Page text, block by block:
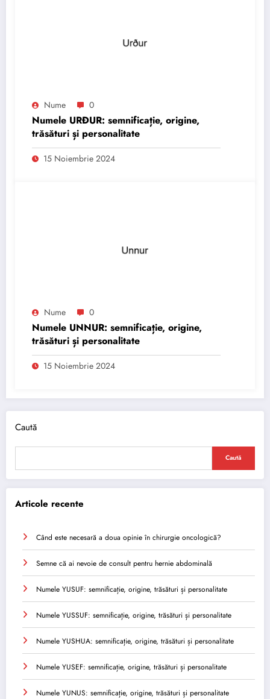
Nume 0
Numele URÐUR: semnificație, origine,
trăsături și personalitate
15 Noiembrie 2024
Nume 0
Numele UNNUR: semnificație, origine,
trăsături și personalitate
15 Noiembrie 2024
Caută
Caută
Articole recente
Când este necesară a doua opinie în chirurgie oncologică?
Semne că ai nevoie de consult pentru hernie abdominală
Numele YUSUF: semnificație, origine, trăsături și personalitate
Numele YUSSUF: semnificație, origine, trăsături și personalitate
Numele YUSHUA: semnificație, origine, trăsături și personalitate
Numele YUSEF: semnificație, origine, trăsături și personalitate
Numele YUNUS: semnificație, origine, trăsături și personalitate